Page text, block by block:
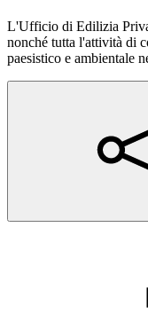
L'Ufficio di Edilizia
nonché tutta l'attività di
paesistico e ambientale